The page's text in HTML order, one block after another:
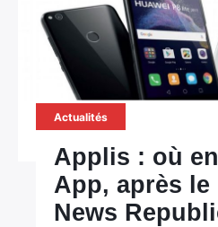
Actualités
Applis : où
App, après le
News